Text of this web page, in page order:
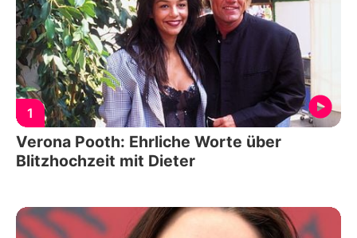
1
Verona Pooth: Ehrliche Worte über
Blitzhochzeit mit Dieter